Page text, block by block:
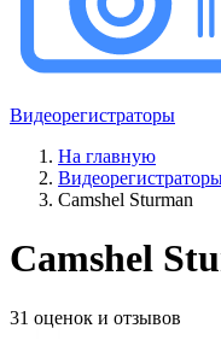
Видеорегистраторы
На главную
Camshel Sturman
Camshel
31 оценок и отзывов